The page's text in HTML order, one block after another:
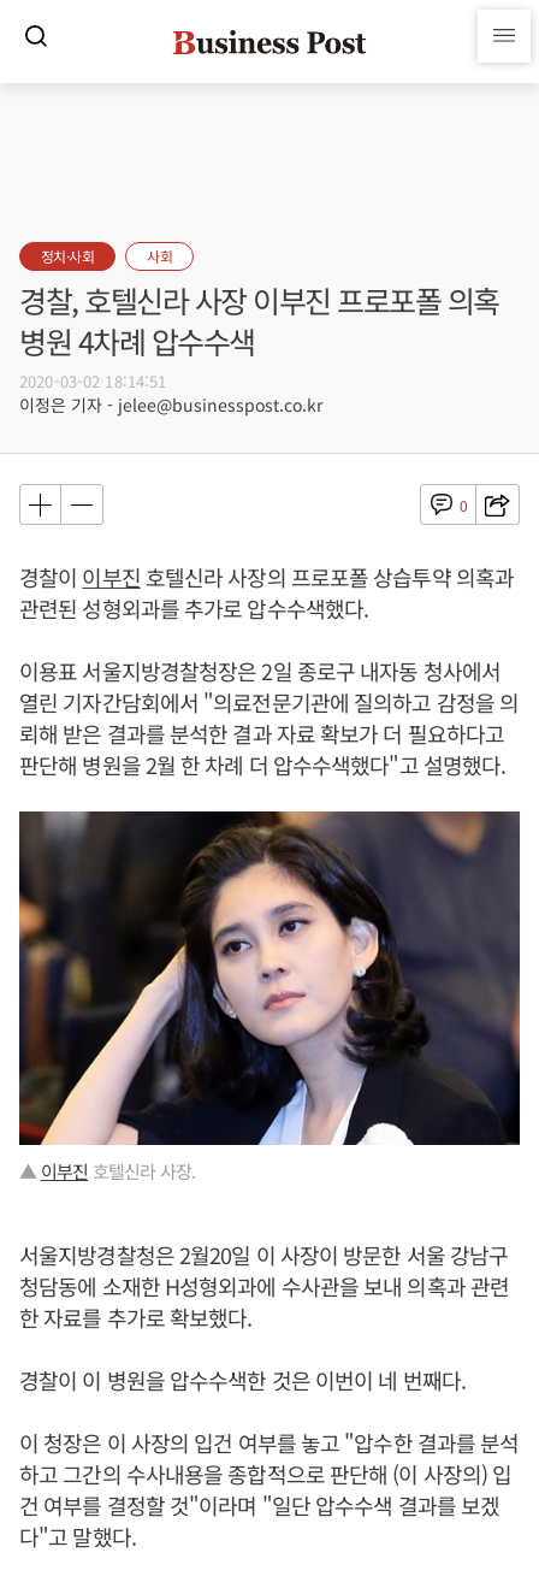
정치·사회 사회
경찰, 호텔신라 사장 이부진 프로포폴 의혹
병원 4차례 압수수색
2020-03-02 18:14:51
이정은 기자 - jelee@businesspost.co.kr
0
경찰이 이부진 호텔신라 사장의 프로포폴 상습투약 의혹과
관련된 성형외과를 추가로 압수수색했다.
이용표 서울지방경찰청장은 2일 종로구 내자동 청사에서
열린 기자간담회에서 "의료전문기관에 질의하고 감정을 의
뢰해 받은 결과를 분석한 결과 자료 확보가 더 필요하다고
판단해 병원을 2월 한 차례 더 압수수색했다"고 설명했다.
▲ 이부진 호텔신라 사장.
서울지방경찰청은 2월20일 이 사장이 방문한 서울 강남구
청담동에 소재한 H성형외과에 수사관을 보내 의혹과 관련
한 자료를 추가로 확보했다.
경찰이 이 병원을 압수수색한 것은 이번이 네 번째다.
이 청장은 이 사장의 입건 여부를 놓고 "압수한 결과를 분석
하고 그간의 수사내용을 종합적으로 판단해 (이 사장의) 입
건 여부를 결정할 것"이라며 "일단 압수수색 결과를 보겠
다"고 말했다.